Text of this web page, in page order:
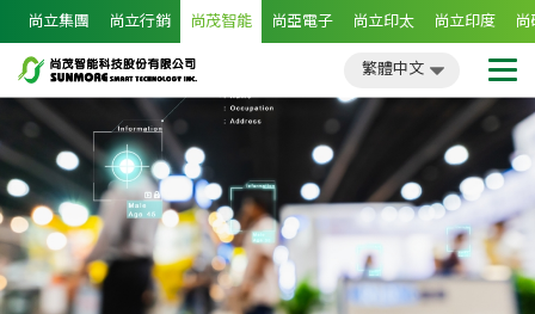
尚立集團 尚立行銷 尚茂智能 尚亞電子 尚立印太 尚立印度 尚
繁體中文